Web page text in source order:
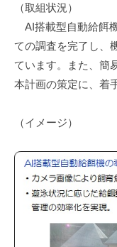
（取組状況）
AI搭載型自動給餌
ての調査を完了し、
ています。また、簡
本計画の策定に、着
（イメージ）